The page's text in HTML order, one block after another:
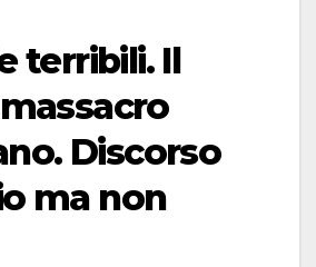
terribili. Il
Discorso
ma non